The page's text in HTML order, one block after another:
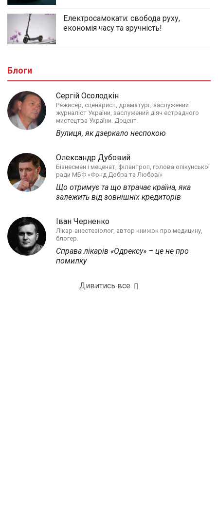
Електросамокати: свобода руху,
економія часу та зручність!
Блоги
Сергій Осолодкін
Режисер, сценарист, драматург; заслужений
журналіст України, заслужений діяч естрадного
мистецтва України. Доцент.
Вулиця, як дзеркало неспокою
Олександр Дубовий
Бізнесмен і меценат, філантроп, голова опікунської
ради МБФ «Фонд Добра та Любові»
Що отримує та що втрачає країна, яка
залежить від зовнішніх кредиторів
Іван Черненко
Лікар-анестезіолог, автор книжок про медицину,
блогер.
Справа лікарів «Одрексу» – це не про
помилку
Дивитись все